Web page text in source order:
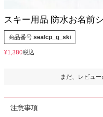
スキー用品 防水お名前
商品番号 sealcp_g_ski
¥1,380税込
まだ、レビュー
注意事項